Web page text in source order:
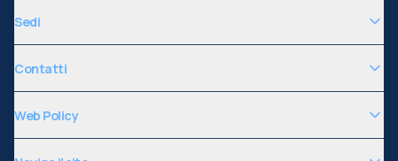
Sedi
Contatti
Web Policy